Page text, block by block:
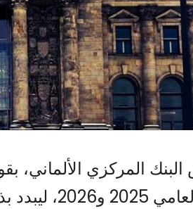
المركزي الألماني،
البلاد